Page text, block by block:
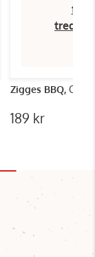
Zigges BBQ,
189 kr